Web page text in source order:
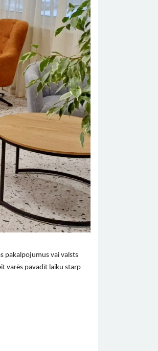
pakalpojumus vai valsts
varēs pavadīt laiku starp